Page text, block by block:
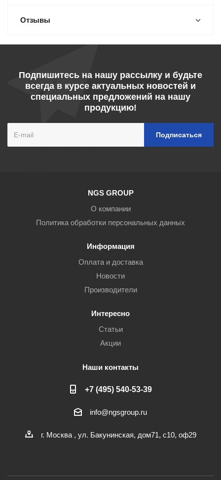
Отзывы
Подпишитесь на нашу рассылку и будьте
всегда в курсе актуальных новостей и
специальных предложений на нашу
продукцию!
NGS GROUP
О компании
Политика обработки персональных данных
Информация
Оплата и доставка
Новости
Производители
Интересно
Статьи
Акции
Наши контакты
+7 (495) 540-53-39
info@ngsgroup.ru
г. Москва , ул. Бакунинская, дом71, с10, оф29